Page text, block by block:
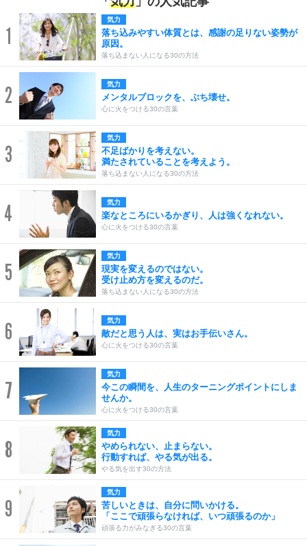
1
気力
落ち込みやすい体質とは、感謝の足りない姿勢が
原因。
落ち込まない人になる30の方法
2 気力
メンタルブロックを、ぶち壊せ。
心に火をつける30の言葉
3
気力
不足ばかりを考えない。
満たされていることを考えよう。
落ち込まない人になる30の方法
4 気力
楽なところにいるかぎり、人は強くなれない。
心に火をつける30の言葉
5
気力
現実を変えるのではない。
受け止め方を変えるのだ。
落ち込まない人になる30の方法
6 気力
敵だと思う人は、実はお手伝いさん。
心に火をつける30の言葉
7
気力
今この瞬間を、人生のターニングポイントにしま
せんか。
心に火をつける30の言葉
8
気力
やめられない、止まらない。
行動すれば、やる気が出る。
やる気を出す30の方法
9
気力
苦しいときは、自分に問いかける。
「ここで頑張らなければ、いつ頑張るのか」
頑張る力がみなぎる30の言葉